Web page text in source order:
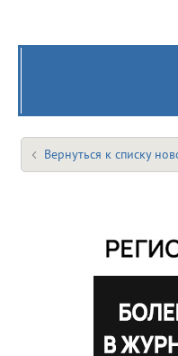
Вернуться к списку